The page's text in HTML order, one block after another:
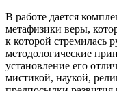
В работе дается
метафизики веры,
к которой стремилась
методологические
установление его
мистикой, наукой,